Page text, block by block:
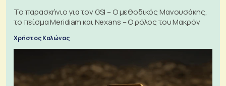
Το παρασκήνιο για τον GSI – Ο μεθοδικός Μανουσάκης,
το πείσμα Meridiam και Nexans – Ο ρόλος του Μακρόν
Χρήστος Κολώνας